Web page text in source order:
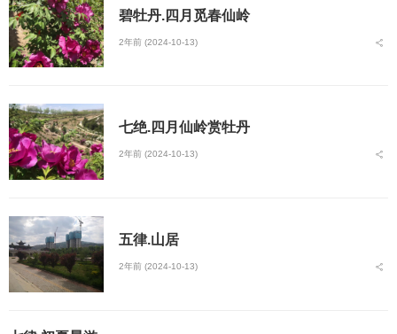
碧牡丹.四月觅春仙岭
2年前 (2024-10-13)
七绝.四月仙岭赏牡丹
2年前 (2024-10-13)
五律.山居
2年前 (2024-10-13)